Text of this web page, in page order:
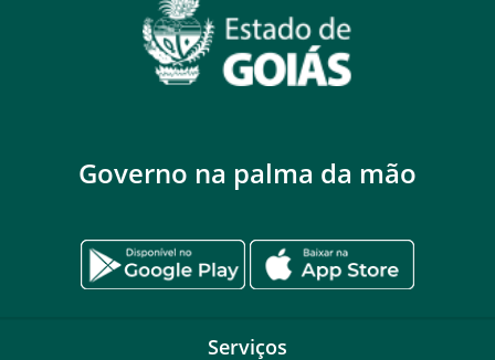
Governo na palma da mão
Serviços